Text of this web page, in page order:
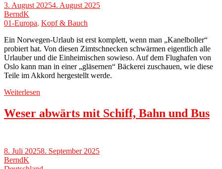
3. August 20254. August 2025
BerndK
01-Europa, Kopf & Bauch
Ein Norwegen-Urlaub ist erst komplett, wenn man „Kanelboller“
probiert hat. Von diesen Zimtschnecken schwärmen eigentlich alle
Urlauber und die Einheimischen sowieso. Auf dem Flughafen von
Oslo kann man in einer „gläsernen“ Bäckerei zuschauen, wie diese
Teile im Akkord hergestellt werde.
Weiterlesen
Weser abwärts mit Schiff, Bahn und Bus
8. Juli 20258. September 2025
BerndK